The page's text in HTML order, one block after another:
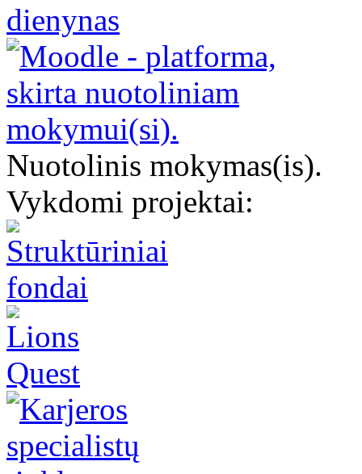
Nuotolinis mokymas(is).
Vykdomi projektai: